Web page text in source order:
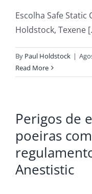
Escolha Safe Static
Holdstock, Texene
By Paul Holdstock |
Read More
Perigos de
poeiras
Anestistic